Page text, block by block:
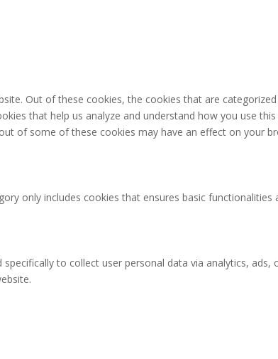
Out of these cookies, the cookies that are
that help us analyze and understand how you use
of some of these cookies may have an effect on your
only includes cookies that ensures basic
to collect user personal data via analytics,